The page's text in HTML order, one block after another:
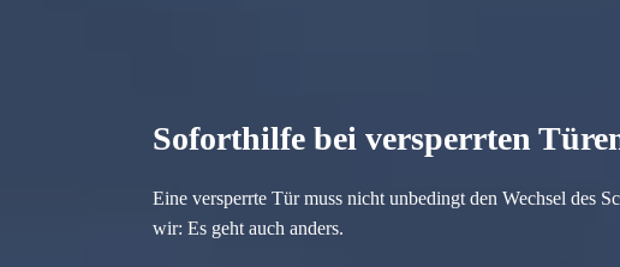
Soforthilfe bei versperrten
Eine versperrte Tür muss nicht unbedingt den Wechsel des
wir: Es geht auch anders.